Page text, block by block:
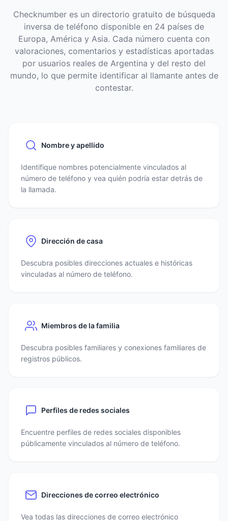
Checknumber es un directorio gratuito de búsqueda
inversa de teléfono disponible en 24 países de
Europa, América y Asia. Cada número cuenta con
valoraciones, comentarios y estadísticas aportadas
por usuarios reales de Argentina y del resto del
mundo, lo que permite identificar al llamante antes de
contestar.
Nombre y apellido
Identifique nombres potencialmente vinculados al
número de teléfono y vea quién podría estar detrás de
la llamada.
Dirección de casa
Descubra posibles direcciones actuales e históricas
vinculadas al número de teléfono.
Miembros de la familia
Descubra posibles familiares y conexiones familiares de
registros públicos.
Perfiles de redes sociales
Encuentre perfiles de redes sociales disponibles
públicamente vinculados al número de teléfono.
Direcciones de correo electrónico
Vea todas las direcciones de correo electrónico